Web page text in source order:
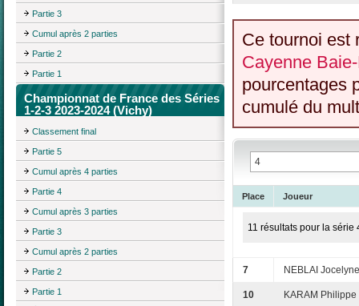
Partie 3
Cumul après 2 parties
Partie 2
Partie 1
Championnat de France des Séries
1-2-3 2023-2024 (Vichy)
Classement final
Partie 5
Cumul après 4 parties
Partie 4
Cumul après 3 parties
Partie 3
Cumul après 2 parties
Partie 2
Partie 1
Ce tournoi est
Cayenne
pourcentages
cumulé du
Place Joueur
11 résultats pour la série
7 NEBLAI Jocelyne
10 KARAM Philippe